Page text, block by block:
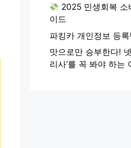
2025 민생회복 소
이드
파킹카 개인정보 등록
맛으로만 승부한다!
리사’를 꼭 봐야 하는